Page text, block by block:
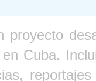
proyecto
Cuba.